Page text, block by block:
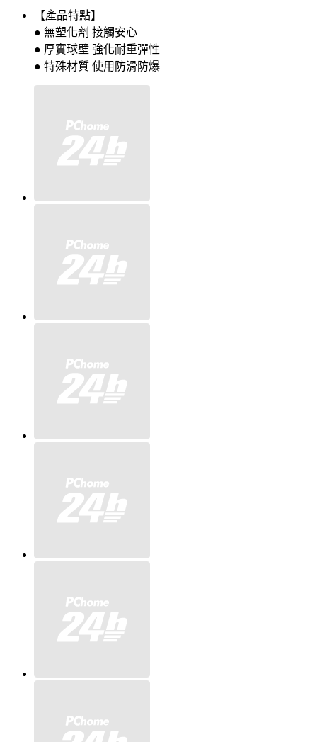
【產品特點】
● 無塑化劑 接觸安心
● 厚實球壁 強化耐重彈性
● 特殊材質 使用防滑防爆